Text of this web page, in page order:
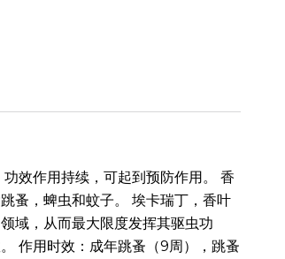
效作用持续，可起到预防作用。 香
蚤，蜱虫和蚊子。 埃卡瑞丁，香叶
域，从而最大限度发挥其驱虫功
作用时效：成年跳蚤（9周），跳蚤